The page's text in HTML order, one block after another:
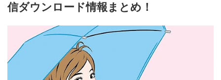
信ダウンロード情報まとめ！